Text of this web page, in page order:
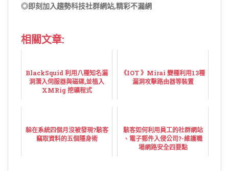
◎即刻加入趨勢科技社群網站,精彩不漏網
相關文章:
BlackSquid 利用八種知名漏
洞潛入伺服器與磁碟,並植入
XMRig 挖礦程式
《IOT 》Mirai 變種利用13種
漏洞攻擊路由器等裝置
躲在系統四個月沒被發現?駭客
竊取資料的五個隱身術
駭客如何利用員工的社群網站
、電子郵件入侵公司?-維護職
場網路安全四要點